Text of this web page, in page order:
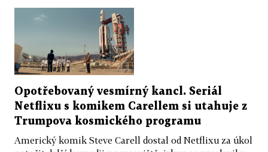
Opotřebovaný vesmírný kancl. Seriál
Netflixu s komikem Carellem si utahuje z
Trumpova kosmického programu
Americký komik Steve Carell dostal od Netflixu za úkol